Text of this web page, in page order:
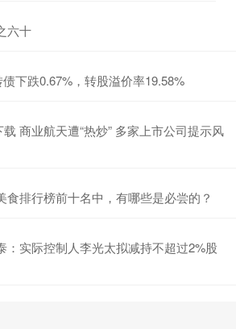
六十
下跌0.67%，转股溢价率19.58%
商业航天遭“热炒” 多家上市公司提示风
食排行榜前十名中，有哪些是必尝的？
：实际控制人李光太拟减持不超过2%股